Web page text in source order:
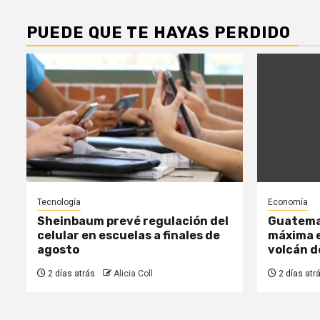
PUEDE QUE TE HAYAS PERDIDO
Tecnología
Sheinbaum prevé regulación del
celular en escuelas a finales de
agosto
2 días atrás Alicia Coll
Economía
máxima
volcán
2 días